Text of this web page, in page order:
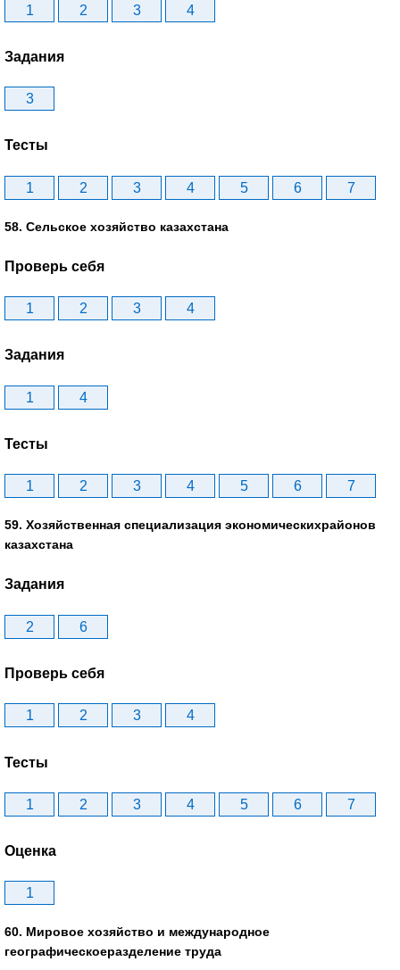
1 2 3 4
Задания
3
Тесты
1 2 3 4 5 6 7
58. Сельское хозяйство казахстана
Проверь себя
1 2 3 4
Задания
1 4
Тесты
1 2 3 4 5 6 7
59. Хозяйственная специализация экономическихрайонов
казахстана
Задания
2 6
Проверь себя
1 2 3 4
Тесты
1 2 3 4 5 6 7
Оценка
1
60. Мировое хозяйство и международное
географическоеразделение труда